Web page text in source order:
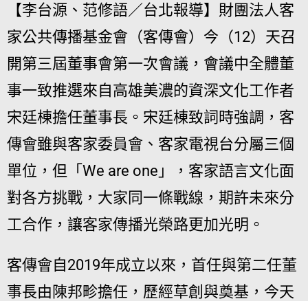
【李台源、范修語／台北報導】財團法人客
家公共傳播基金會（客傳會）今（12）天召
開第三屆董事會第一次會議，會議中全體董
事一致推選來自高雄美濃的資深文化工作者
宋廷棟擔任董事長。宋廷棟致詞時強調，客
傳會雖與客家委員會、客家電視台分屬三個
單位，但「We are one」，客家語言文化面
對各方挑戰，大家同一條戰線，期許未來分
工合作，讓客家傳播光榮路更加光明。
客傳會自2019年成立以來，首任與第二任董
事長由陳邦畛擔任，歷經草創與奠基，今天